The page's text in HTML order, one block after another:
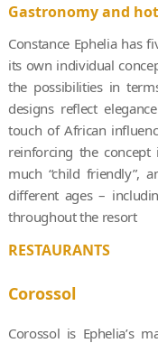
Gastronomy and
Constance Ephelia has
its own individual
the possibilities in
designs reflect
touch of African
reinforcing the
much “child friendly”,
different ages –
throughout the resort
RESTAURANTS
Corossol
Corossol is Ephelia’s